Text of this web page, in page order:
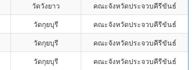
วัดวังยาว
คณะจังหวัดประจวบคีรีขันธ์
วัดกุยบุรี
คณะจังหวัดประจวบคีรีขันธ์
วัดกุยบุรี
คณะจังหวัดประจวบคีรีขันธ์
วัดกุยบุรี
คณะจังหวัดประจวบคีรีขันธ์